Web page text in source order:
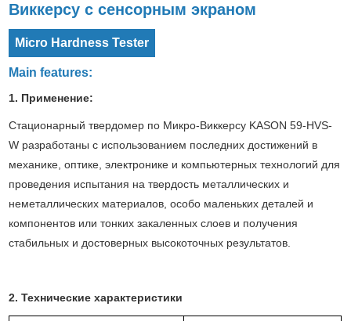
Виккерсу с сенсорным экраном
Micro Hardness Tester
Main features:
1. Применение:
Стационарный твердомер по Микро-Виккерсу KASON 59-HVS-
W разработаны с использованием последних достижений в
механике, оптике, электронике и компьютерных технологий для
проведения испытания на твердость металлических и
неметаллических материалов, особо маленьких деталей и
компонентов или тонких закаленных слоев и получения
стабильных и достоверных высокоточных результатов.
2. Технические характеристики